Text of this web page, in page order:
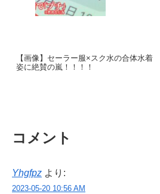
【画像】セーラー服×スク水の合体水着
姿に絶賛の嵐！！！！
コメント
Yhgfpz より:
2023-05-20 10:56 AM